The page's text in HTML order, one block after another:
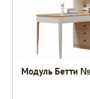
Модуль Бетти